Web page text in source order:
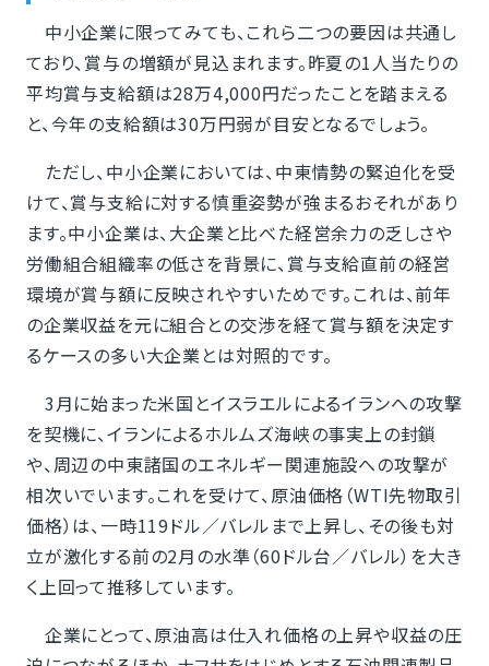
中小企業に限ってみても、これら二つの要因は共通し
ており、賞与の増額が見込まれます。昨夏の1人当たりの
平均賞与支給額は28万4,000円だったことを踏まえる
と、今年の支給額は30万円弱が目安となるでしょう。
ただし、中小企業においては、中東情勢の緊迫化を受
けて、賞与支給に対する慎重姿勢が強まるおそれがあり
ます。中小企業は、大企業と比べた経営余力の乏しさや
労働組合組織率の低さを背景に、賞与支給直前の経営
環境が賞与額に反映されやすいためです。これは、前年
の企業収益を元に組合との交渉を経て賞与額を決定す
るケースの多い大企業とは対照的です。
3月に始まった米国とイスラエルによるイランへの攻撃
を契機に、イランによるホルムズ海峡の事実上の封鎖
や、周辺の中東諸国のエネルギー関連施設への攻撃が
相次いでいます。これを受けて、原油価格（WTI先物取引
価格）は、一時119ドル／バレルまで上昇し、その後も対
立が激化する前の2月の水準（60ドル台／バレル）を大き
く上回って推移しています。
企業にとって、原油高は仕入れ価格の上昇や収益の圧